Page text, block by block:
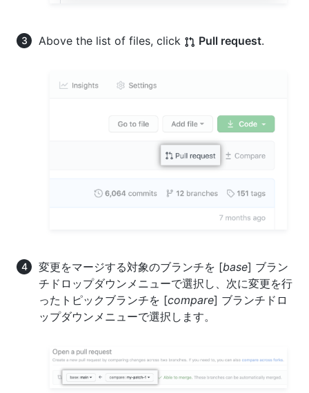
Above the list of files, click Pull request.
変更をマージする対象のブランチを [base] ブラン
チドロップダウンメニューで選択し、次に変更を行
ったトピックブランチを [compare] ブランチドロ
ップダウンメニューで選択します。